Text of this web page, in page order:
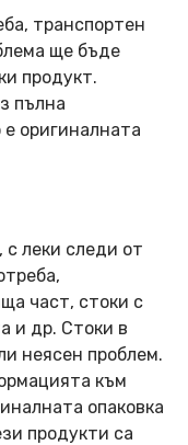
транспортен
ще бъде
продукт.
пълна
оригиналната
леки следи от
част, стоки с
и др. Стоки в
неясен проблем.
към
опаковка
продукти са